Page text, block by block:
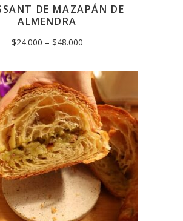
DE MAZAPÁN DE
ALMENDRA
$24.000 – $48.000